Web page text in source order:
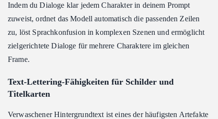
Indem du Dialoge klar jedem Charakter in deinem Prompt
zuweist, ordnet das Modell automatisch die passenden Zeilen
zu, löst Sprachkonfusion in komplexen Szenen und ermöglicht
zielgerichtete Dialoge für mehrere Charaktere im gleichen
Frame.
Text-Lettering-Fähigkeiten für Schilder und
Titelkarten
Verwaschener Hintergrundtext ist eines der häufigsten Artefakte